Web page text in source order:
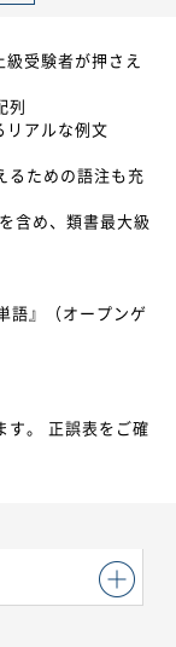
受験者が押さえ
列
リアルな例文
るための語注も充
含め、類書最大級
語』（オープンゲ
す。 正誤表をご確